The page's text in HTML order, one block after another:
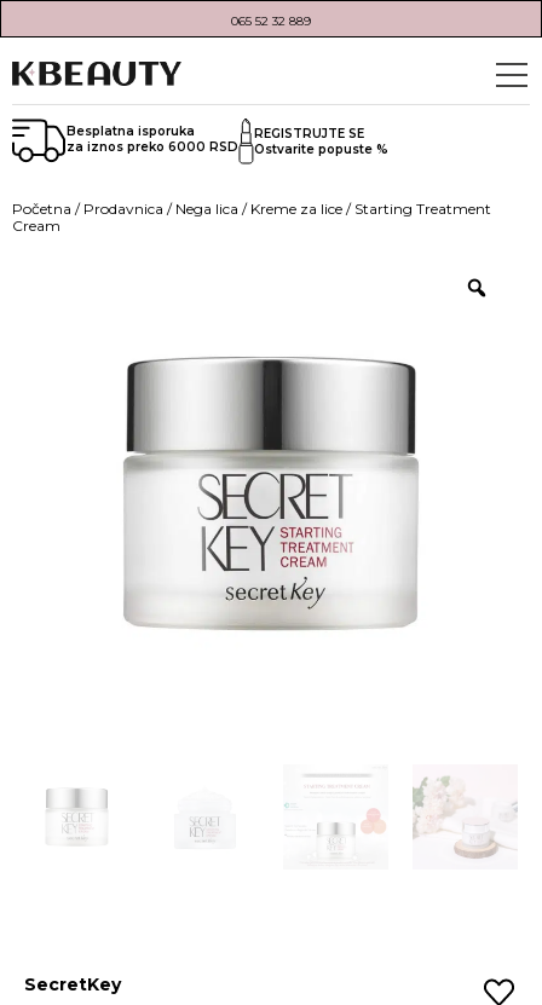
065 52 32 889
Besplatna isporuka
za iznos preko 6000 RSD
REGISTRUJTE SE
Ostvarite popuste %
Početna / Prodavnica / Nega lica / Kreme za lice / Starting Treatment
Cream
SecretKey